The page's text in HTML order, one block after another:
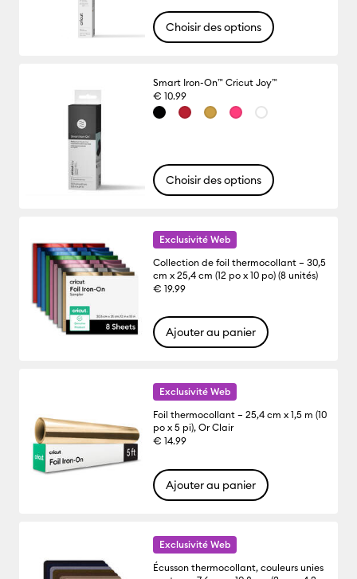
Choisir des options
Smart Iron-On™ Cricut Joy™
€ 10.99
Choisir des options
Exclusivité Web
Collection de foil thermocollant – 30,5
cm x 25,4 cm (12 po x 10 po) (8 unités)
€ 19.99
Ajouter au panier
Exclusivité Web
Foil thermocollant – 25,4 cm x 1,5 m (10
po x 5 pi), Or Clair
€ 14.99
Ajouter au panier
Exclusivité Web
Écusson thermocollant, couleurs unies